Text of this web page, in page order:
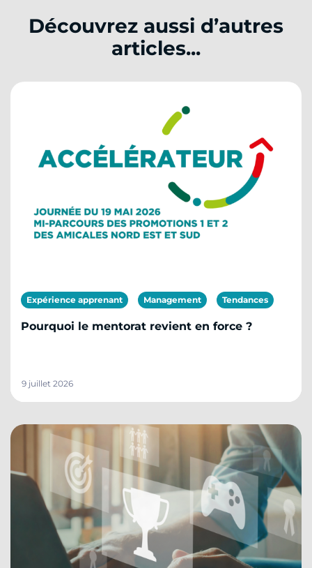
Découvrez aussi d’autres
articles...
Expérience apprenant Management Tendances
Pourquoi le mentorat revient en force ?
9 juillet 2026